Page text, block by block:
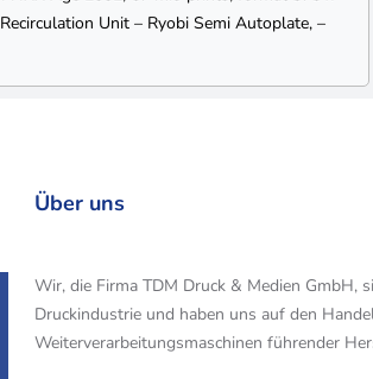
Unit – Ryobi Semi Autoplate, –
Über uns
Wir, die Firma TDM Druck & Medien GmbH,
Druckindustrie und haben uns auf den
Weiterverarbeitungsmaschinen führender